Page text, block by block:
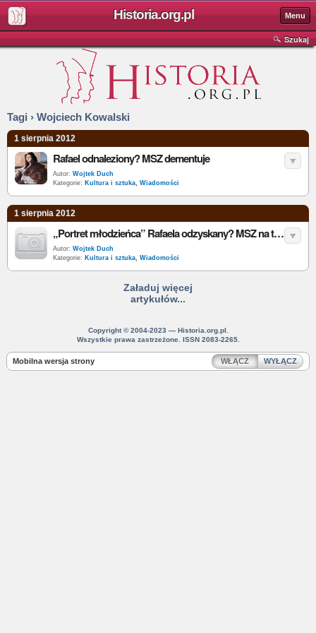
Historia.org.pl Menu
Szukaj
Tagi › Wojciech Kowalski
1 sierpnia 2012
Rafael odnaleziony? MSZ dementuje
Autor: Wojtek Duch
Kategorie: Kultura i sztuka, Wiadomości
1 sierpnia 2012
„Portret młodzieńca” Rafaela odzyskany? MSZ na tropie
Autor: Wojtek Duch
Kategorie: Kultura i sztuka, Wiadomości
Załaduj więcej
artykułów...
Copyright © 2004-2023 — Historia.org.pl.
Wszystkie prawa zastrzeżone. ISSN 2083-2265.
Mobilna wersja strony WŁĄCZ WYŁĄCZ